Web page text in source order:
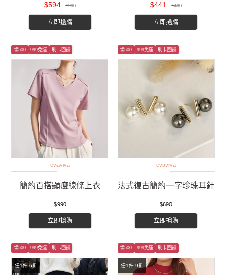
$594 $990
立即搶購
$441 $490
立即搶購
領500 999免運 刷卡回饋
evaviva
簡約百搭顯瘦線條上衣
$990
立即搶購
領500 999免運 刷卡回饋
evaviva
法式復古簡約一字珍珠耳針
$690
立即搶購
任1件 6折
領500 999免運 刷卡回饋
任1件 9折
領500 999免運 刷卡回饋